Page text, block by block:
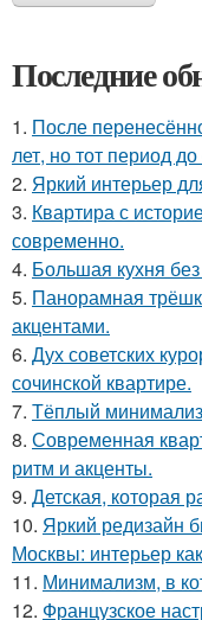
Последние
1. После
лет, но тот период
2. Яркий интерьер
3. Квартира с
современно.
4. Большая кухня
5. Панорамная
акцентами.
6. Дух советских
сочинской квартире.
7. Тёплый
8. Современная
ритм и акценты.
9. Детская, которая
10. Яркий редизайн
Москвы: интерьер
11. Минимализм, в
12. Французское